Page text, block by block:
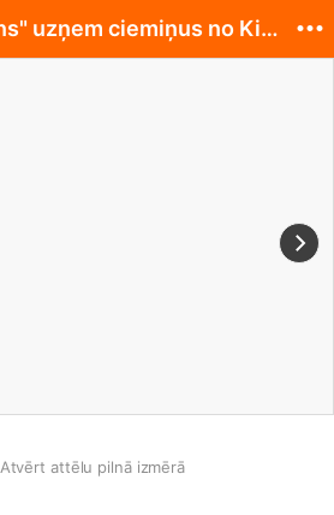
Atvērt attēlu pilnā izmērā
SIA "Talsu ūdens" uzņem ciemiņus no Kirgizstānas